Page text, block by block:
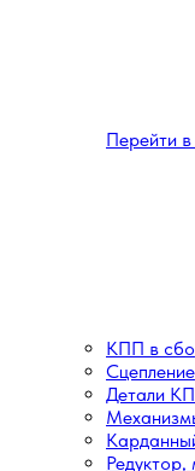
Перейти
КПП в
Сцепление
Детали